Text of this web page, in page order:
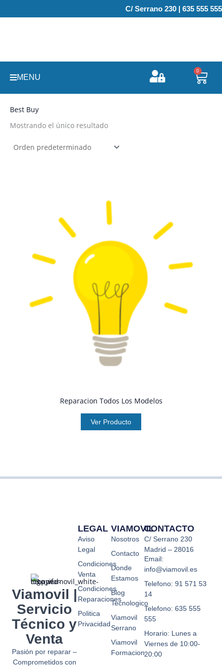
al
C/ Serrano 230 | 635 555 555
MENU
0
Best Buy
Mostrando el único resultado
Reparacion Todos Los Modelos
Ver Producto
Viamovil |
Servicio
Técnico y
Venta
Pasión por reparar –
Comprometidos con
VIAMOVIL
Nosotros
Contacto
Donde
Estamos
Blog
Tecnologico
Viamovil
Serrano
Viamovil
Formacion
LEGAL
Aviso
Legal
Condiciones
Venta
Condiciones
Reparaciones
Politica
Privacidad
CONTACTO
C/ Serrano 230
Madrid – 28016
Email:
info@viamovil.es
Telefono: 91 571 53
14
Telefono: 635 555
555
Horario: Lunes a
Viernes de 10:00-
20:00